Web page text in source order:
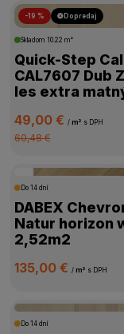
KOLEKCIA
SPÔSOB
HRÚBKA
POVRCHOVÁ
DOSTUPNOSŤ
-19 % Dopredaj
Skladom10.22 m²
Quick-Step
CAL7607 Dub
les extra
49,00 €/ m² s DPH
60,48 €
Do 14 dní
DABEX
Natur horizon
2,52m2
135,00 €/ m² s DPH
Do 14 dní